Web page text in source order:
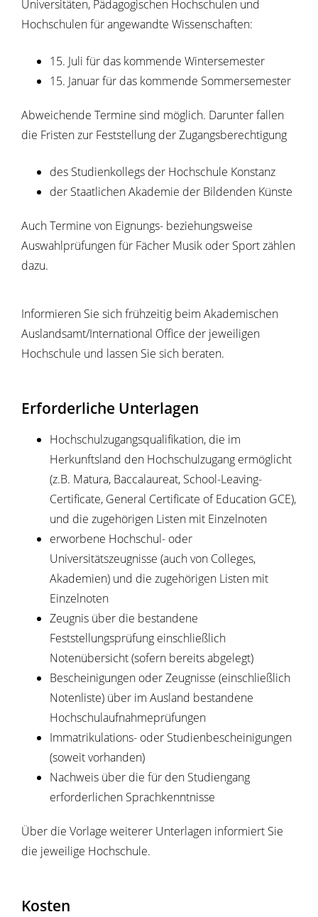
Universitäten, Pädagogischen Hochschulen und
Hochschulen für angewandte Wissenschaften:
15. Juli für das kommende Wintersemester
15. Januar für das kommende Sommersemester
Abweichende Termine sind möglich. Darunter fallen
die Fristen zur Feststellung der Zugangsberechtigung
des Studienkollegs der Hochschule Konstanz
der Staatlichen Akademie der Bildenden Künste
Auch Termine von Eignungs- beziehungsweise
Auswahlprüfungen für Fächer Musik oder Sport zählen
dazu.
Informieren Sie sich frühzeitig beim Akademischen
Auslandsamt/International Office der jeweiligen
Hochschule und lassen Sie sich beraten.
Erforderliche Unterlagen
Hochschulzugangsqualifikation, die im
Herkunftsland den Hochschulzugang ermöglicht
(z.B. Matura, Baccalaureat, School-Leaving-
Certificate, General Certificate of Education GCE),
und die zugehörigen Listen mit Einzelnoten
erworbene Hochschul- oder
Universitätszeugnisse (auch von Colleges,
Akademien) und die zugehörigen Listen mit
Einzelnoten
Zeugnis über die bestandene
Feststellungsprüfung einschließlich
Notenübersicht (sofern bereits abgelegt)
Bescheinigungen oder Zeugnisse (einschließlich
Notenliste) über im Ausland bestandene
Hochschulaufnahmeprüfungen
Immatrikulations- oder Studienbescheinigungen
(soweit vorhanden)
Nachweis über die für den Studiengang
erforderlichen Sprachkenntnisse
Über die Vorlage weiterer Unterlagen informiert Sie
die jeweilige Hochschule.
Kosten